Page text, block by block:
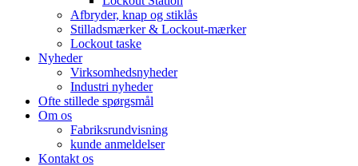
Afbryder, knap og stiklås
Stilladsmærker & Lockout-mærker
Lockout taske
Nyheder
Virksomhedsnyheder
Industri nyheder
Ofte stillede spørgsmål
Om os
Fabriksrundvisning
kunde anmeldelser
Kontakt os